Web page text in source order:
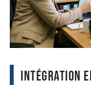
Intégration